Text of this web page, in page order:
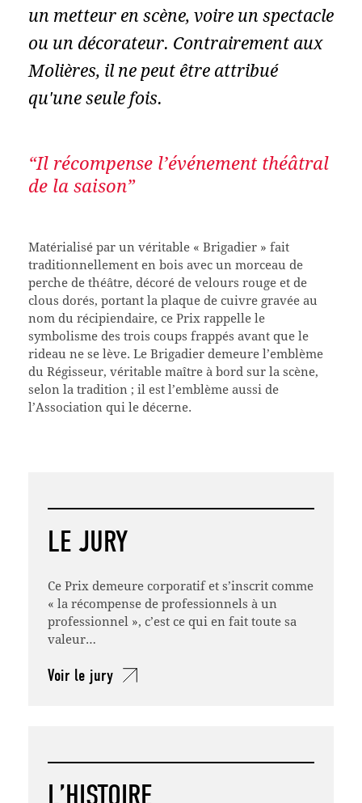
un metteur en scène, voire un spectacle
ou un décorateur. Contrairement aux
Molières, il ne peut être attribué
qu'une seule fois.
“Il récompense l’événement théâtral
de la saison”
Matérialisé par un véritable « Brigadier » fait
traditionnellement en bois avec un morceau de
perche de théâtre, décoré de velours rouge et de
clous dorés, portant la plaque de cuivre gravée au
nom du récipiendaire, ce Prix rappelle le
symbolisme des trois coups frappés avant que le
rideau ne se lève. Le Brigadier demeure l’emblème
du Régisseur, véritable maître à bord sur la scène,
selon la tradition ; il est l’emblème aussi de
l’Association qui le décerne.
LE JURY
Ce Prix demeure corporatif et s’inscrit comme
« la récompense de professionnels à un
professionnel », c’est ce qui en fait toute sa
valeur…
Voir le jury
L’HISTOIRE